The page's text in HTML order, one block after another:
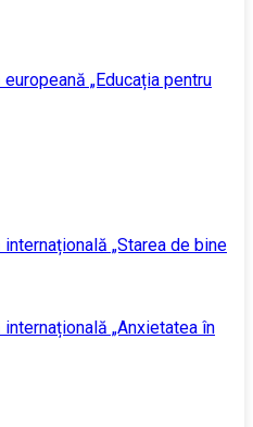
„Educația pentru
„Starea de bine
„Anxietatea în